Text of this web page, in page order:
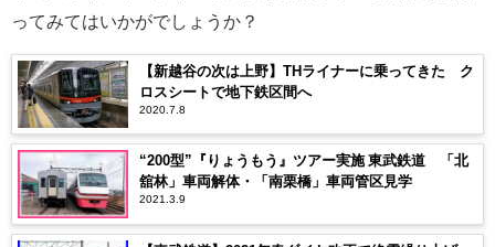
ってみてはいかがでしょうか？
【新越谷の次は上野】THライナーに乗ってきた ク
ロスシートで地下鉄区間へ
2020.7.8
“200型”『りょうもう』ツアー実施 東武鉄道 「北
舘林」車両解体・「南栗橋」車両管区見学
2021.3.9